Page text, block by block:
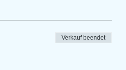
Verkauf beendet